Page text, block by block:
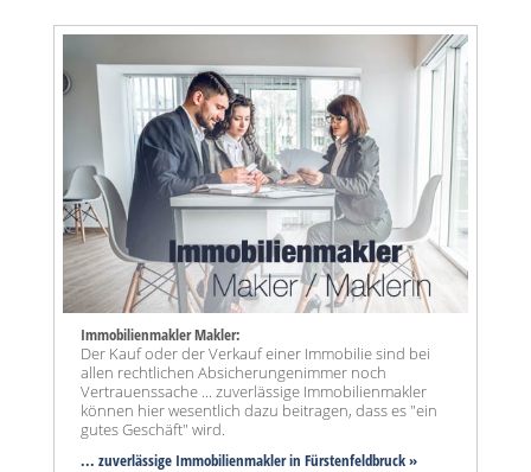
Immobilienmakler Makler:
Der Kauf oder der Verkauf einer Immobilie sind bei
allen rechtlichen Absicherungenimmer noch
Vertrauenssache ... zuverlässige Immobilienmakler
können hier wesentlich dazu beitragen, dass es "ein
gutes Geschäft" wird.
... zuverlässige Immobilienmakler in Fürstenfeldbruck »